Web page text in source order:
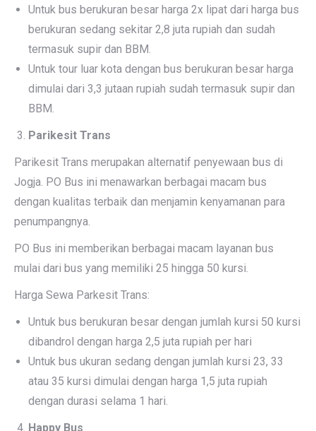
Untuk bus berukuran besar harga 2x lipat dari harga bus
berukuran sedang sekitar 2,8 juta rupiah dan sudah
termasuk supir dan BBM.
Untuk tour luar kota dengan bus berukuran besar harga
dimulai dari 3,3 jutaan rupiah sudah termasuk supir dan
BBM.
Parikesit Trans
Parikesit Trans merupakan alternatif penyewaan bus di
Jogja. PO Bus ini menawarkan berbagai macam bus
dengan kualitas terbaik dan menjamin kenyamanan para
penumpangnya.
PO Bus ini memberikan berbagai macam layanan bus
mulai dari bus yang memiliki 25 hingga 50 kursi.
Harga Sewa Parkesit Trans:
Untuk bus berukuran besar dengan jumlah kursi 50 kursi
dibandrol dengan harga 2,5 juta rupiah per hari
Untuk bus ukuran sedang dengan jumlah kursi 23, 33
atau 35 kursi dimulai dengan harga 1,5 juta rupiah
dengan durasi selama 1 hari.
Happy Bus